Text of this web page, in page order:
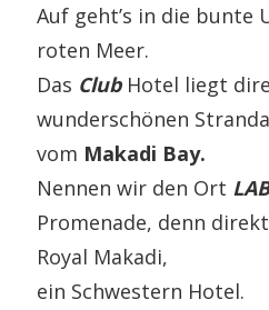
Auf geht’s in die bunte
roten Meer.
Das Club Hotel liegt
wunderschönen
vom Makadi Bay.
Nennen wir den Ort
Promenade, denn
Royal Makadi,
ein Schwestern Hotel.